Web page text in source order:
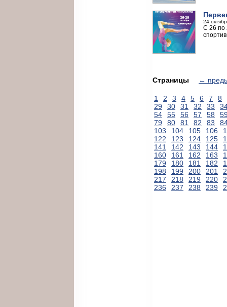
24
С 26 по
Страницы ←
1 2 3 4 5 6 7
8
29
30 31 32 33
54
55 56 57 58
79
80 81 82 83
103
104 105 106
122
123 124 125
141
142 143 144
160
161 162 163
179
180 181 182
198
199 200 201
217
218 219 220
236
237 238 239